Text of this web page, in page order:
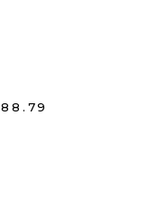
88.79